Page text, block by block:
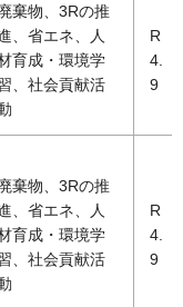
棄物、3Rの推
、省エネ、人
育成・環境学
、社会貢献活
R
4.
9
棄物、3Rの推
、省エネ、人
育成・環境学
、社会貢献活
R
4.
9